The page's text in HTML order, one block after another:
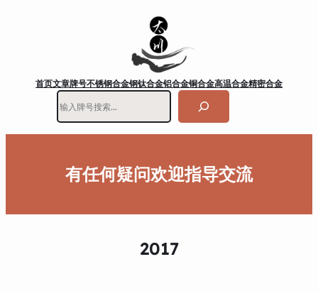
首页文章牌号不锈钢合金钢钛合金铝合金铜合金高温合金精密合金
有任何疑问欢迎指导交流
2017